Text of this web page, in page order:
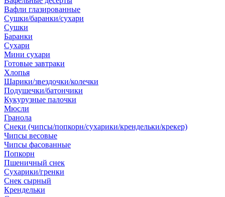
Вафли глазированные
Сушки/баранки/сухари
Сушки
Баранки
Сухари
Мини сухари
Готовые завтраки
Хлопья
Шарики/звездочки/колечки
Подушечки/батончики
Кукурузные палочки
Мюсли
Гранола
Снеки (чипсы/попкорн/сухарики/крендельки/крекер)
Чипсы весовые
Чипсы фасованные
Попкорн
Пшеничный снек
Сухарики/гренки
Снек сырный
Крендельки